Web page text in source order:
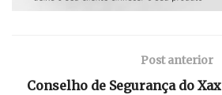
Post anterior
Conselho de Segurança do